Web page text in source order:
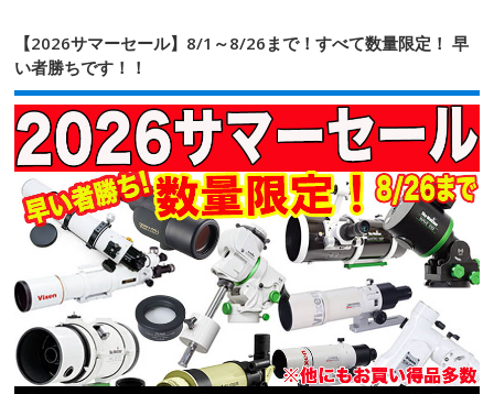
【2026サマーセール】8/1～8/26まで！すべて数量限定！ 早
い者勝ちです！！